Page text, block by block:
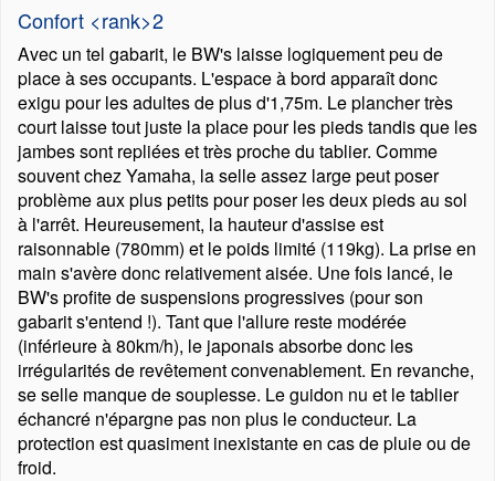
Confort <rank>2
Avec un tel gabarit, le BW's laisse logiquement peu de
place à ses occupants. L'espace à bord apparaît donc
exigu pour les adultes de plus d'1,75m. Le plancher très
court laisse tout juste la place pour les pieds tandis que les
jambes sont repliées et très proche du tablier. Comme
souvent chez Yamaha, la selle assez large peut poser
problème aux plus petits pour poser les deux pieds au sol
à l'arrêt. Heureusement, la hauteur d'assise est
raisonnable (780mm) et le poids limité (119kg). La prise en
main s'avère donc relativement aisée. Une fois lancé, le
BW's profite de suspensions progressives (pour son
gabarit s'entend !). Tant que l'allure reste modérée
(inférieure à 80km/h), le japonais absorbe donc les
irrégularités de revêtement convenablement. En revanche,
se selle manque de souplesse. Le guidon nu et le tablier
échancré n'épargne pas non plus le conducteur. La
protection est quasiment inexistante en cas de pluie ou de
froid.